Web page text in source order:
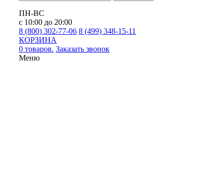
ПН-ВС
с 10:00 до 20:00
8 (800) 302-77-06 8 (499) 348-15-11
КОРЗИНА
0 товаров. Заказать звонок
Меню